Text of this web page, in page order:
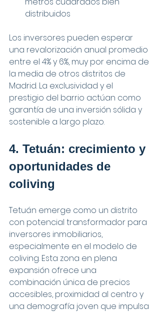
distribuidos
Los inversores pueden esperar
una revalorización anual promedio
entre el 4% y 6%, muy por encima de
la media de otros distritos de
Madrid. La exclusividad y el
prestigio del barrio actúan como
garantía de una inversión sólida y
sostenible a largo plazo.
4. Tetuán: crecimiento y
oportunidades de
coliving
Tetuán emerge como un distrito
con potencial transformador para
inversores inmobiliarios,
especialmente en el modelo de
coliving. Esta zona en plena
expansión ofrece una
combinación única de precios
accesibles, proximidad al centro y
una demografía joven que impulsa